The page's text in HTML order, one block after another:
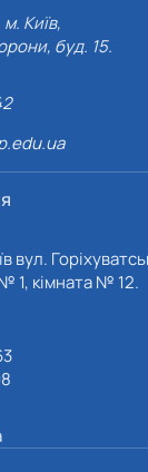
Київ,
буд. 15.
вул.
1, кімната № 12.